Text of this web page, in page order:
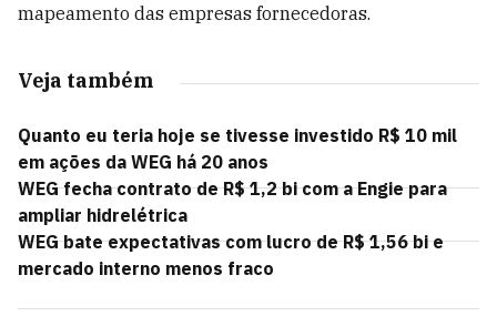
mapeamento das empresas fornecedoras.
Veja também
Quanto eu teria hoje se tivesse investido R$ 10 mil
em ações da WEG há 20 anos
WEG fecha contrato de R$ 1,2 bi com a Engie para
ampliar hidrelétrica
WEG bate expectativas com lucro de R$ 1,56 bi e
mercado interno menos fraco